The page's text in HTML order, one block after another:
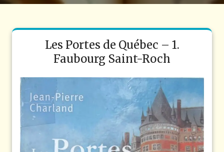
Les Portes de Québec – 1.
Faubourg Saint-Roch